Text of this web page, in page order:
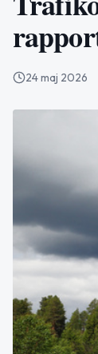
24 maj 2026